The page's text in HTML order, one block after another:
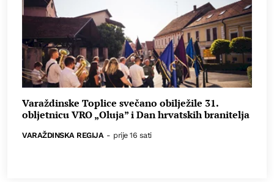
Varaždinske Toplice svečano obilježile 31.
obljetnicu VRO „Oluja” i Dan hrvatskih branitelja
VARAŽDINSKA REGIJA - prije 16 sati